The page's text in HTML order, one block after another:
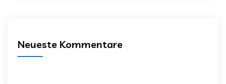
Neueste Kommentare